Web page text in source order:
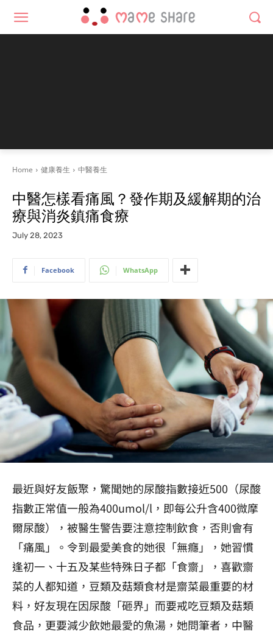
Home 健康養生 中醫養生
中醫怎樣看痛風？發作期及緩解期的治
療與消炎鎮痛食療
July 28, 2023
Facebook WhatsApp
最近與好友飯聚，驚聞她的尿酸指數接近500（尿酸
指數正常值一般為400umol/l，即每公升含400微摩
爾尿酸），被醫生警告要注意控制飲食，否則會有
「痛風」。令到最愛美食的她很「無癮」，她習慣
逢初一、十五及某些特殊日子都「食齋」，喜歡齋
菜的人都知道，豆類及菇類食材是齋菜最重要的材
料，好友現在因尿酸「砸界」而要戒吃豆類及菇類
食品，更要減少飲她最愛的魚湯，她問筆者，中醫